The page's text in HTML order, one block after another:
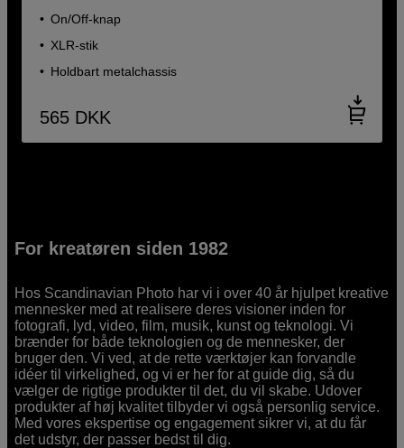
On/Off-knap
XLR-stik
Holdbart metalchassis
565 DKK
For kreatøren siden 1982
Hos Scandinavian Photo har vi i over 40 år hjulpet kreative
mennesker med at realisere deres visioner inden for
fotografi, lyd, video, film, musik, kunst og teknologi. Vi
brænder for både teknologien og de mennesker, der
bruger den. Vi ved, at de rette værktøjer kan forvandle
idéer til virkelighed, og vi er her for at guide dig, så du
vælger de rigtige produkter til det, du vil skabe. Udover
produkter af høj kvalitet tilbyder vi også personlig service.
Med vores ekspertise og engagement sikrer vi, at du får
det udstyr, der passer bedst til dig.